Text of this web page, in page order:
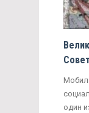
один